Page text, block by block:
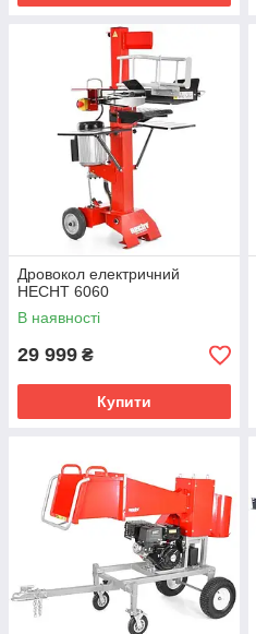
Дровокол електричний
HECHT 6060
В наявності
29 999 ₴
Купити